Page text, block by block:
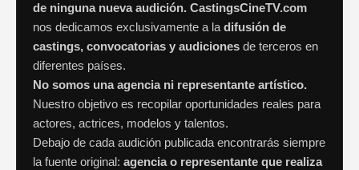
de ninguna nueva audición. CastingsCineTV.com
nos dedicamos exclusivamente a ladifusión de
castings, convocatorias y audiciones de terceros en
diferentes países.
No somos una agencia ni representante artístico.
Nuestro objetivo es recopilar oportunidades reales para
actores, actrices, modelos y talentos.
Debajo de cada audición publicada encontrarás siempre
la fuente original: agencia o representante que realiza